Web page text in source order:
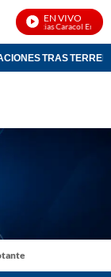
EN VIVO
Noticias Caracol En Vivo
TRAS